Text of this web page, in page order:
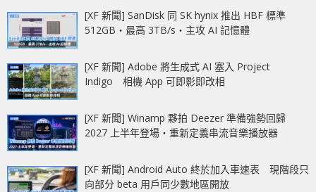
[XF 新聞] SanDisk 同 SK hynix 推出 HBF 標準
512GB‧最高 3TB/s‧主攻 AI 記憶體
[XF 新聞] Adobe 將生成式 AI 塞入 Project
Indigo 相機 App 可即影即改相
[XF 新聞] Winamp 夥拍 Deezer 準備強勢回歸
2027 上半年登場‧重新定義串流音樂播放器
[XF 新聞] Android Auto 終於加入車速表 現階段只
向部分 beta 用戶同少數地區開放